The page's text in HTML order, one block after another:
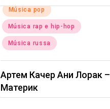
Posted
in
Música pop
Música rap e hip-hop
Música russa
Артем Качер Ани Лорак –
Материк